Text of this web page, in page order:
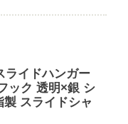
ライドハンガー
ック 透明×銀 シ
スライドシャ